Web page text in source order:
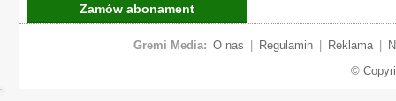
Zamów abonament
Gremi Media: O nas Regulamin Reklama
©